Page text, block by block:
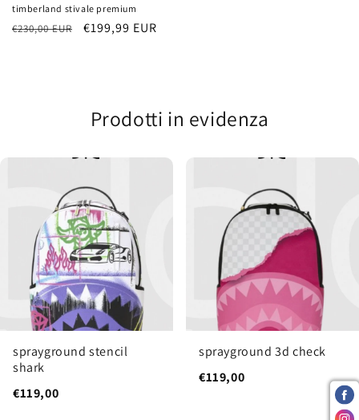
timberland stivale premium
Prezzo
€230,00 EUR
Prezzo
€199,99 EUR
Prodotti in evidenza
sprayground stencil
shark
€119,00
sprayground 3d check
€119,00